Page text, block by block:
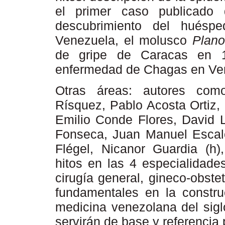
el primer caso publicado
descubrimiento del
Venezuela, el molusco
de gripe de Caracas en
enfermedad de Chagas en
Otras áreas: autores
Rísquez, Pablo Acosta
Emilio Conde Flores, David
Fonseca, Juan Manuel
Flégel, Nicanor Guardia
hitos en las 4
cirugía general, gineco-
fundamentales en la
medicina venezolana del
servirán de base y referencia